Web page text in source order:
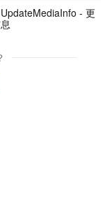
UpdateMediaInfo - 更